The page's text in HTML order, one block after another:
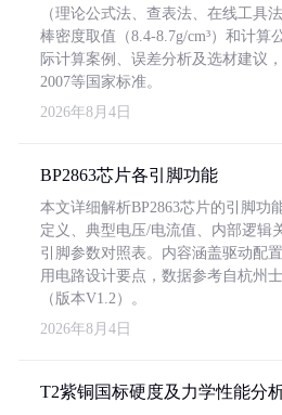
（理论公式法、查表法、在线工具
棒密度取值（8.4-8.7g/cm³）和计算
际计算案例、误差分析及选材建议
2007等国家标准。
2026年8月4日
BP2863芯片各引脚功能
本文详细解析BP2863芯片的引脚功
定义、典型电压/电流值、内部逻辑
引脚参数对照表。内容涵盖驱动配
用电路设计要点，数据参考自杭州
（版本V1.2）。
2026年8月4日
T2紫铜国标硬度及力学性能分